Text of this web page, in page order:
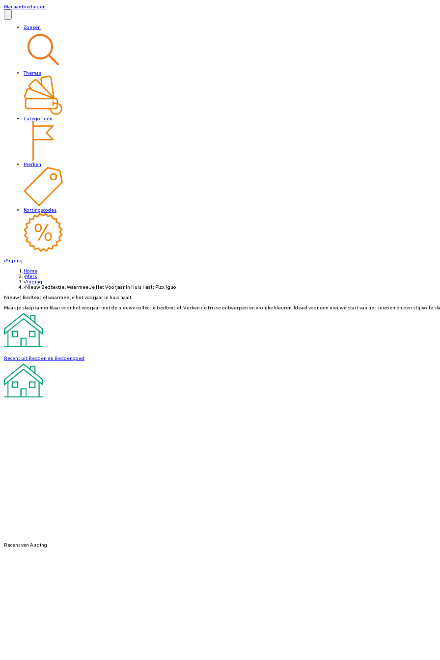
Mailaanbiedingen
Zoeken
Themas
Categorieen
Merken
Kortingscodes
‹Auping
Home
›Merk
›Auping
›Nieuw Bedtextiel Waarmee Je Het Voorjaar In Huis Haalt Plzx1guo
Nieuw | Bedtextiel waarmee je het voorjaar in huis haalt
Maak je slaapkamer klaar voor het voorjaar met de nieuwe collectie bedtextiel. Verken de frisse ontwerpen en vrolijke kleuren. Ideaal voor een nieuwe start van het seizoen en een stijlvolle
Recent uit Bedden en Beddengoed
Recent van Auping